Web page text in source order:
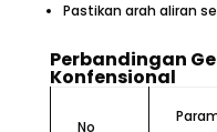
Pastikan arah aliran
Perbandingan
Konfensional
No